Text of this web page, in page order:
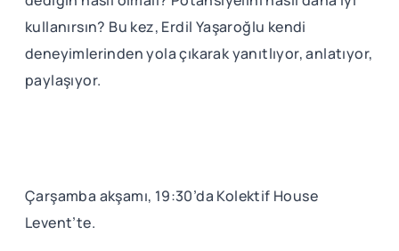
kullanırsın? Bu kez, Erdil Yaşaroğlu kendi
deneyimlerinden yola çıkarak yanıtlıyor, anlatıyor,
paylaşıyor.
Çarşamba akşamı, 19:30’da Kolektif House
Levent’te.